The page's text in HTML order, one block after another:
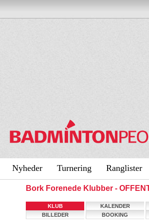
Nyheder Turnering Ranglister
Bork Forenede Klubber -
KLUB KALENDER
BILLEDER
BOOKING